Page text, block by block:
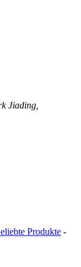
Jiading,
Produkte -